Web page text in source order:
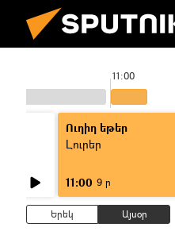
11:00
Ուղիղ եթեր
Լուրեր
11:00 9 ր
Երեկ Այսօր